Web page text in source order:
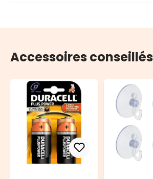
Accessoires conseillés